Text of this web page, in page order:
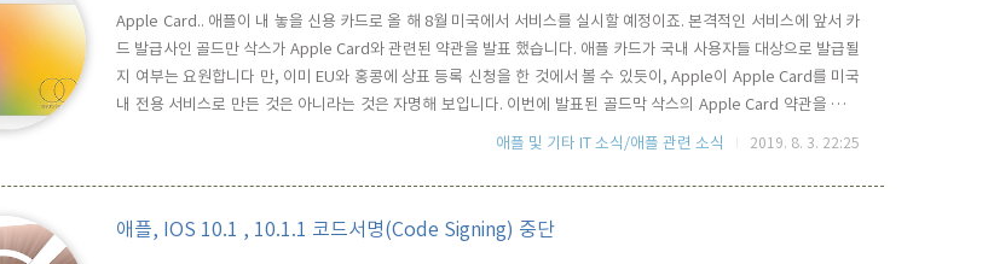
Apple Card.. 애플이 내 놓을 신용 카드로 올 해 8월 미국에서 서비스를 실시할 예정이죠. 본격적인 서비스에 앞서 카
드 발급사인 골드만 삭스가 Apple Card와 관련된 약관을 발표 했습니다. 애플 카드가 국내 사용자들 대상으로 발급될
지 여부는 요원합니다 만, 이미 EU와 홍콩에 상표 등록 신청을 한 것에서 볼 수 있듯이, Apple이 Apple Card를 미국
내 전용 서비스로 만든 것은 아니라는 것은 자명해 보입니다. 이번에 발표된 골드막 삭스의 Apple Card 약관을 보면
아래와 같은 주목할 만한 내용이 포함되어 있습니다. 번역을 해 보면, 탈옥(Jailbreak)와 같은 하드웨어 혹은 소프트
애플 및 기타 IT 소식/애플 관련 소식 2019. 8. 3. 22:25
애플, IOS 10.1 , 10.1.1 코드서명(Code Signing) 중단